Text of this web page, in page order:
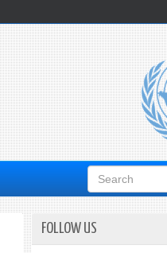
Search
form
FOLLOW US